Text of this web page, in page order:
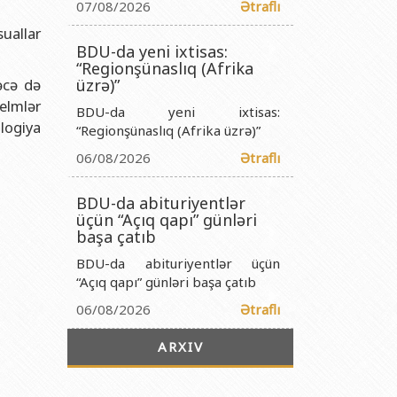
Publik Hüquqi Şəxsi
Publik Hüquqi Şəxsi
Publik Hüquqi Şəxsi
Biologiya İnstitutu Publik Hüquqi Şəxsi
də
07/08/2026
Ətraflı
BDU-da yeni ixtisas:
“Regionşünaslıq (Afrika
üzrə)”
BDU-da yeni ixtisas:
“Regionşünaslıq (Afrika üzrə)”
06/08/2026
Ətraflı
BDU-da abituriyentlər
üçün “Açıq qapı” günləri
başa çatıb
BDU-da abituriyentlər üçün
“Açıq qapı” günləri başa çatıb
06/08/2026
Ətraflı
ARXIV